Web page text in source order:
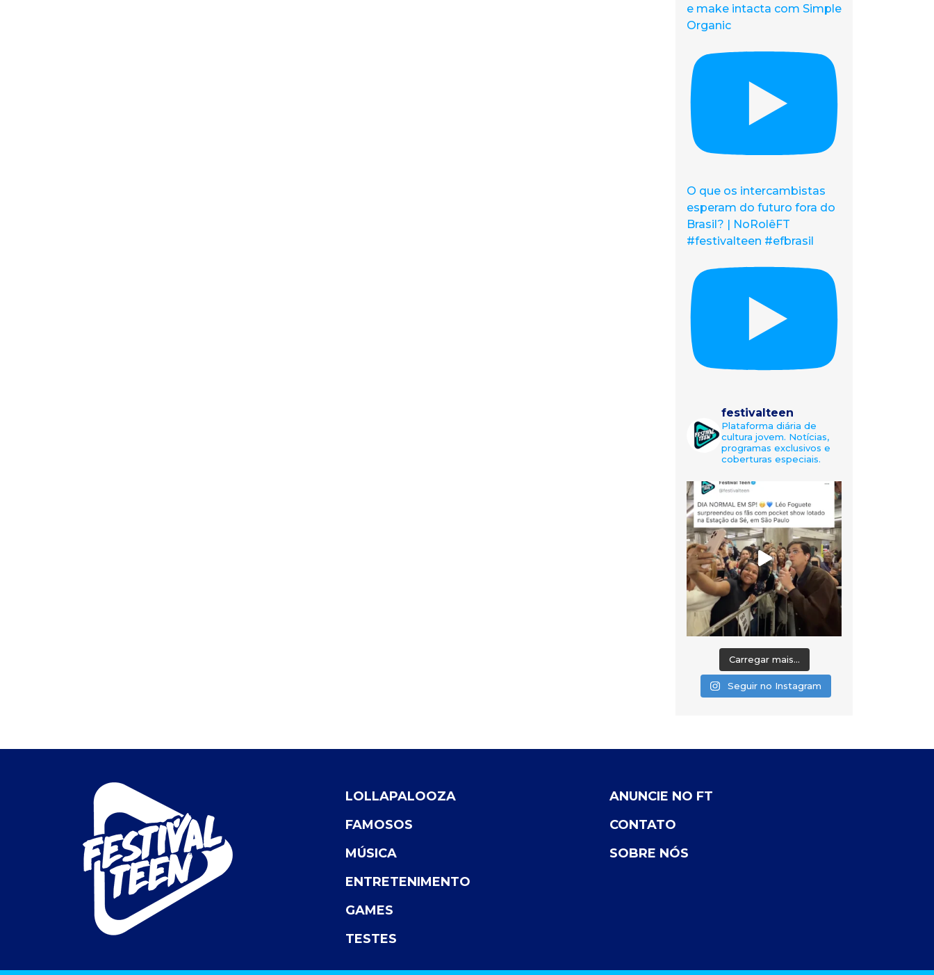
e make intacta com Simple
Organic
O que os intercambistas
esperam do futuro fora do
Brasil? | NoRolêFT
#festivalteen #efbrasil
festivalteen
Plataforma diária de
cultura jovem. Notícias,
programas exclusivos e
coberturas especiais.
Carregar mais...
Seguir no Instagram
LOLLAPALOOZA
FAMOSOS
MÚSICA
ENTRETENIMENTO
GAMES
TESTES
ANUNCIE NO FT
CONTATO
SOBRE NÓS